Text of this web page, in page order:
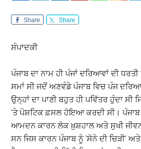
Share Share
ਸੰਪਾਦਕੀ
ਪੰਜਾਬ ਦਾ ਨਾਮ ਹੀ ਪੰਜਾਂ ਦਰਿਆਵਾਂ ਦੀ
ਸਮਾਂ ਸੀ ਜਦੋਂ ਅਣਵੰਡੇ ਪੰਜਾਬ ਵਿਚ ਪੰਜ
ਉਨ੍ਹਾਂ ਦਾ ਪਾਣੀ ਬਹੁਤ ਹੀ ਪਵਿੱਤਰ ਹੁੰਦਾ ਸੀ
’ਤੇ ਪੋਸ਼ਟਿਕ ਫ਼ਸਲ ਹੋਇਆ ਕਰਦੀ ਸੀ।
ਆਮਦਨ ਕਾਰਨ ਲੋਕ ਖ਼ੁਸ਼ਹਾਲ ਅਤੇ ਸੁਖੀ
ਸਨ ਜਿਸ ਕਾਰਨ ਪੰਜਾਬ ਨੂੰ ‘ਸੋਨੇ ਦੀ ਚਿੜੀ’